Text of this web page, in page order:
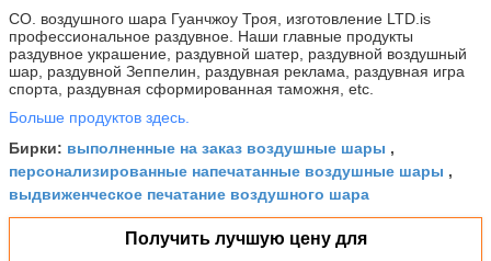
CO. воздушного шара Гуанчжоу Троя, изготовление LTD.is
профессиональное раздувное. Наши главные продукты
раздувное украшение, раздувной шатер, раздувной воздушный
шар, раздувной Зеппелин, раздувная реклама, раздувная игра
спорта, раздувная сформированная таможня, etc.
Больше продуктов здесь.
Бирки: выполненные на заказ воздушные шары ,
персонализированные напечатанные воздушные шары ,
выдвиженческое печатание воздушного шара
Получить лучшую цену для